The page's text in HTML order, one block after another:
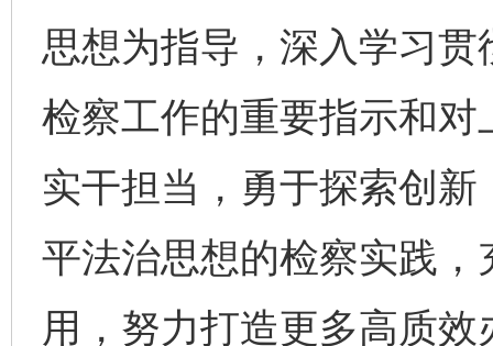
思想为指导，深入学习
检察工作的重要指示和
实干担当，勇于探索创
平法治思想的检察实践
用，努力打造更多高质效